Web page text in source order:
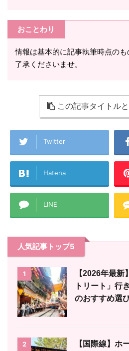
おことわり
情報は基本的に記事執筆時点の
了承くださいませ。
この記事タイトル
Twitter
Hatena
LINE
人気記事トップ5
1
【2026年最
トリート」行
のおすすめ選
2
【国際線】ホ